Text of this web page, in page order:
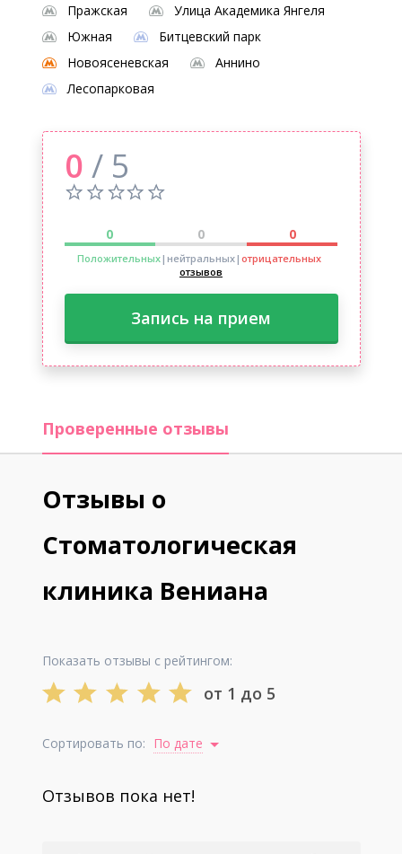
Пражская
Улица Академика Янгеля
Южная
Битцевский парк
Новоясеневская
Аннино
Лесопарковая
0 / 5
0 0 0
Положительных|нейтральных| отрицательных
отзывов
Запись на прием
Проверенные отзывы
Отзывы о
Стоматологическая
клиника Вениана
Показать отзывы с рейтингом:
от 1 до 5
Сортировать по: По дате
Отзывов пока нет!